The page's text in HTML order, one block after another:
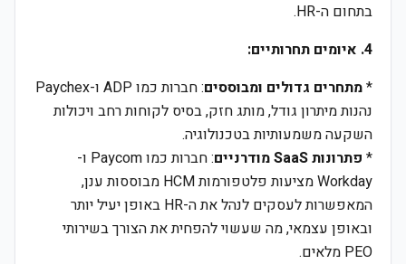
בתחום ה-HR.
4. איומים תחרותיים:
*מתחרים גדולים ומבוססים
: חברות כמו ADP ו-Paychex
נהנות מיתרון גודל, מותג חזק, בסיס לקוחות רחב ויכולות
השקעה משמעותיות בטכנולוגיה.
* פתרונות SaaS מודרניים
: חברות כמו Paycom ו-
Workday מציעות פלטפורמות HCM מבוססות ענן,
המאפשרות לעסקים לנהל את ה-HR באופן יעיל יותר
ובאופן עצמאי, מה שעשוי להפחית את הצורך בשירותי
PEO מלאים.